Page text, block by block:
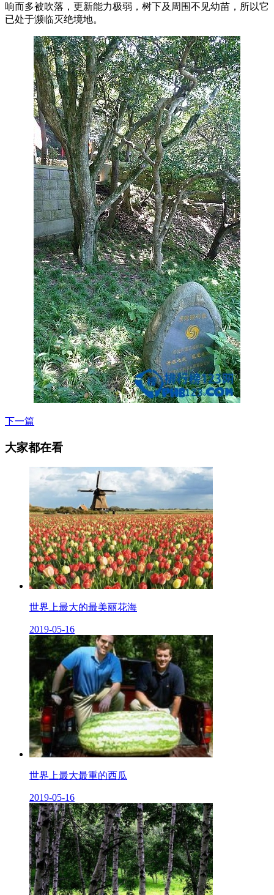
响而多被吹落，更新能力极弱，树下及周围不见幼苗，所以它
已处于濒临灭绝境地。
下一篇
大家都在看
世界上最大的最美丽花海
2019-05-16
世界上最大最重的西瓜
2019-05-16